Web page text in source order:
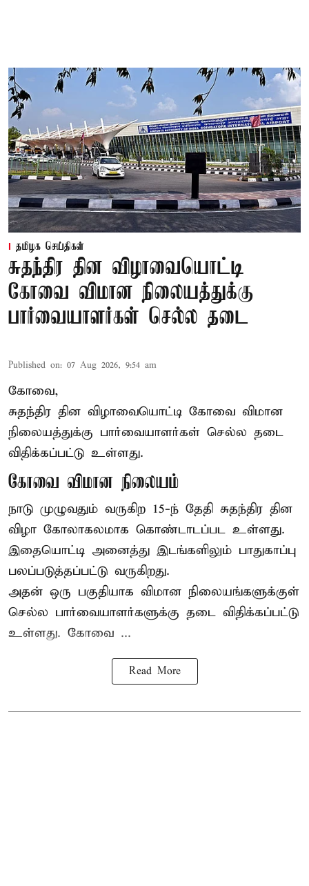
தமிழக செய்திகள்
சுதந்திர தின விழாவையொட்டி
கோவை விமான நிலையத்துக்கு
பார்வையாளர்கள் செல்ல தடை
Published on: 07 Aug 2026, 9:54 am
கோவை,
சுதந்திர தின விழாவையொட்டி கோவை விமான
நிலையத்துக்கு பார்வையாளர்கள் செல்ல தடை
விதிக்கப்பட்டு உள்ளது.
கோவை விமான நிலையம்
நாடு முழுவதும் வருகிற 15-ந் தேதி சுதந்திர தின
விழா கோலாகலமாக கொண்டாடப்பட உள்ளது.
இதையொட்டி அனைத்து இடங்களிலும் பாதுகாப்பு
பலப்படுத்தப்பட்டு வருகிறது.
அதன் ஒரு பகுதியாக விமான நிலையங்களுக்குள்
செல்ல பார்வையாளர்களுக்கு தடை விதிக்கப்பட்டு
உள்ளது. கோவை ...
Read More